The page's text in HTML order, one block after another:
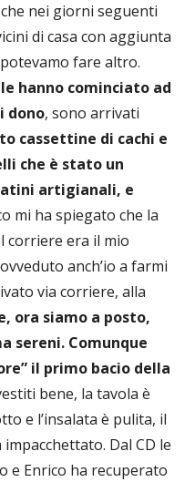
nei giorni seguenti
di casa con aggiunta
fare altro.
hanno cominciato ad
dono, sono arrivati
cassettine di cachi e
che è stato un
artigianali, e
mi ha spiegato che la
corriere era il mio
anch’io a farmi
via corriere, alla
ora siamo a posto,
sereni. Comunque
il primo bacio della
bene, la tavola è
e l’insalata è pulita, il
Dal CD le
e Enrico ha recuperato